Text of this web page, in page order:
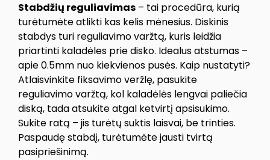
Stabdžių reguliavimas – tai procedūra, kurią
turėtumėte atlikti kas kelis mėnesius. Diskinis
stabdys turi reguliavimo varžtą, kuris leidžia
priartinti kaladėles prie disko. Idealus atstumas –
apie 0.5mm nuo kiekvienos pusės. Kaip nustatyti?
Atlaisvinkite fiksavimo veržlę, pasukite
reguliavimo varžtą, kol kaladėlės lengvai paliečia
diską, tada atsukite atgal ketvirtį apsisukimo.
Sukite ratą – jis turėtų suktis laisvai, be trinties.
Paspaudę stabdį, turėtumėte jausti tvirtą
pasipriešinimą.